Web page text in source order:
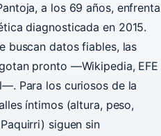
a los 69 años, enfrenta
diagnosticada en 2015.
buscan datos fiables, las
pronto —Wikipedia, EFE
Para los curiosos de la
íntimos (altura, peso,
siguen sin